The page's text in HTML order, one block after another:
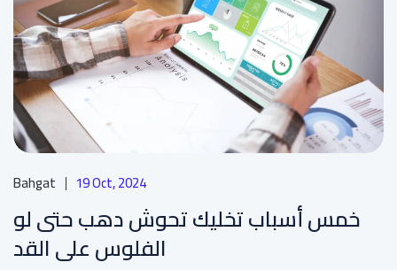
Bahgat 19 Oct, 2024
خمس أسباب تخليك تحوش دهب حتى لو
الفلوس على القد